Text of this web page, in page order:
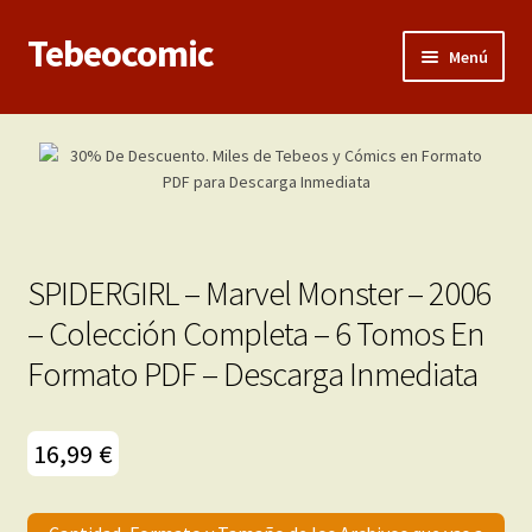
Ir
Ir
al
Tebeocomic Menú
Inicio
Adultos
Porno 3D
Inéditas
el
SPIDERGIRL – Marvel Monster – 2006
– Colección Completa – 6 Tomos En
Formato PDF – Descarga Inmediata
16,99 €